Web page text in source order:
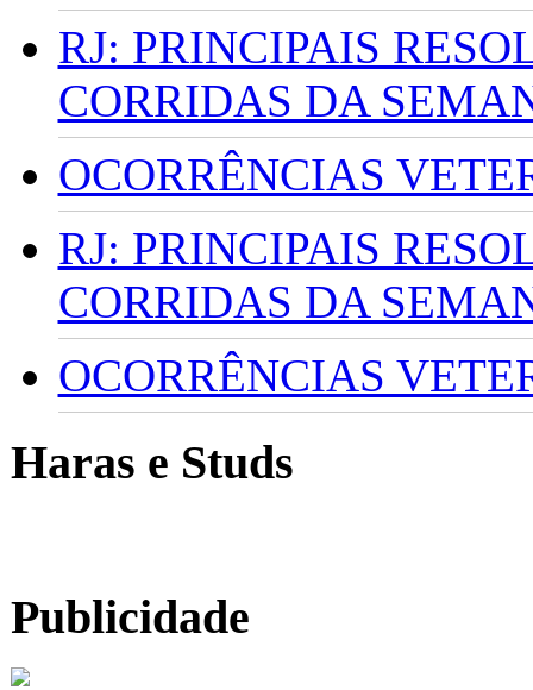
RJ: PRINCIPAIS
CORRIDAS DA
OCORRÊNCIAS
RJ: PRINCIPAIS
CORRIDAS DA
OCORRÊNCIAS
Haras e Studs
Publicidade